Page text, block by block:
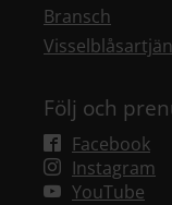
Bransch
Följ och
Facebook
Instagram
YouTube